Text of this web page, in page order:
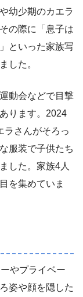
幼少期のカエラ
の際に「息子は
といった家族写
した。
動会などで目撃
ります。2024
ラさんがそろっ
服装で子供たち
した。家族4人
を集めていま
やプライベー
姿や顔を隠した